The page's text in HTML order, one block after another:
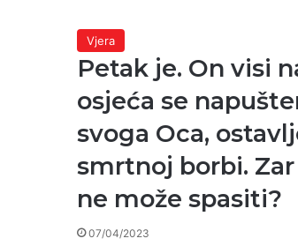
Vjera
Petak je. On visi
osjeća se
svoga Oca,
smrtnoj borbi.
ne može spasiti?
07/04/2023